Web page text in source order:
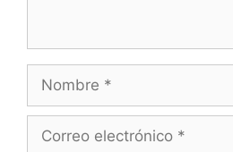
Nombre
Correo